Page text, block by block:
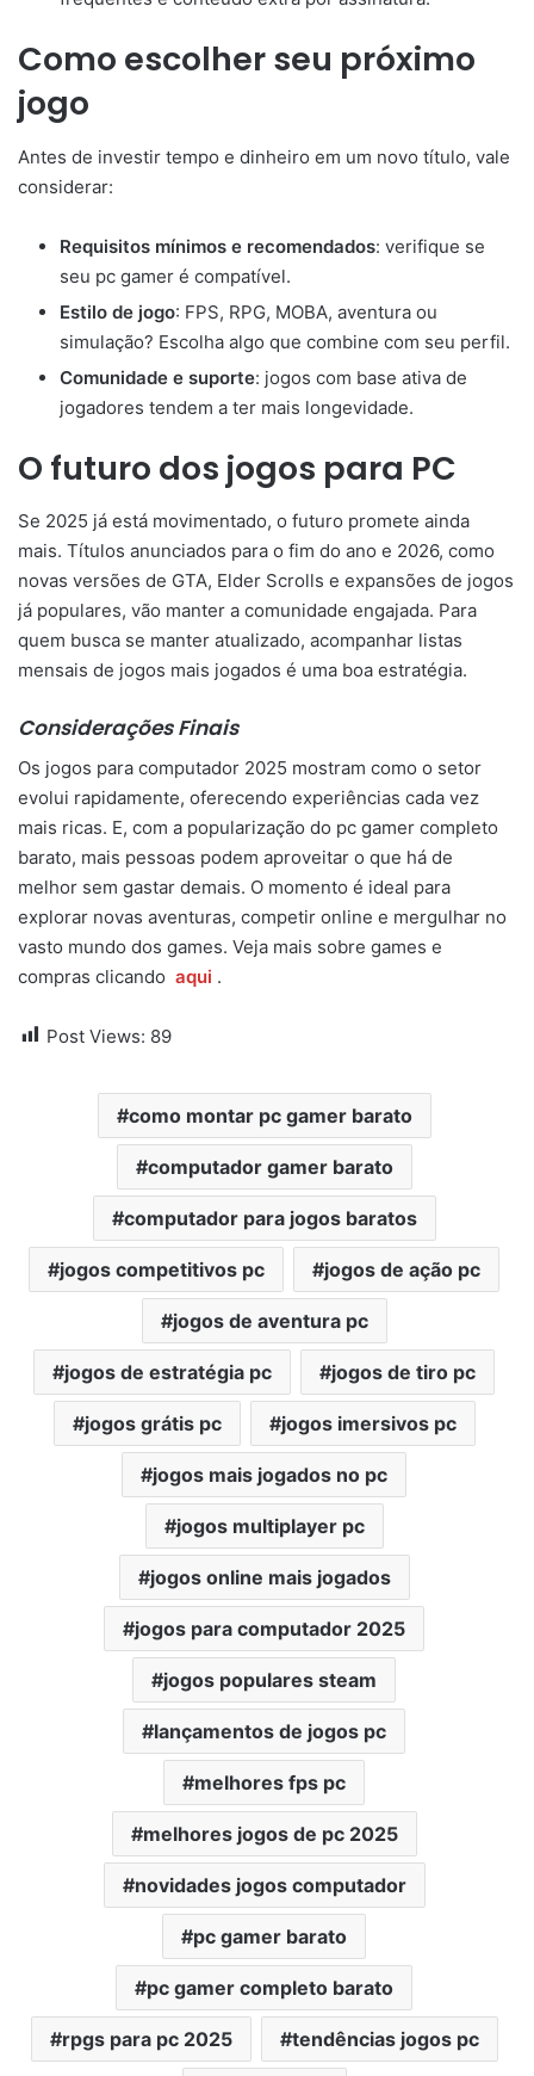
Como escolher seu próximo
jogo
Antes de investir tempo e dinheiro em um novo título, vale
considerar:
Requisitos mínimos e recomendados: verifique se
seu pc gamer é compatível.
Estilo de jogo: FPS, RPG, MOBA, aventura ou
simulação? Escolha algo que combine com seu perfil.
Comunidade e suporte: jogos com base ativa de
jogadores tendem a ter mais longevidade.
O futuro dos jogos para PC
Se 2025 já está movimentado, o futuro promete ainda
mais. Títulos anunciados para o fim do ano e 2026, como
novas versões de GTA, Elder Scrolls e expansões de jogos
já populares, vão manter a comunidade engajada. Para
quem busca se manter atualizado, acompanhar listas
mensais de jogos mais jogados é uma boa estratégia.
Considerações Finais
Os jogos para computador 2025 mostram como o setor
evolui rapidamente, oferecendo experiências cada vez
mais ricas. E, com a popularização do pc gamer completo
barato, mais pessoas podem aproveitar o que há de
melhor sem gastar demais. O momento é ideal para
explorar novas aventuras, competir online e mergulhar no
vasto mundo dos games. Veja mais sobre games e
compras clicando aqui .
Post Views: 89
como montar pc gamer barato
computador gamer barato
computador para jogos baratos
jogos competitivos pc jogos de ação pc
jogos de aventura pc
jogos de estratégia pc jogos de tiro pc
jogos grátis pc jogos imersivos pc
jogos mais jogados no pc
jogos multiplayer pc
jogos online mais jogados
jogos para computador 2025
jogos populares steam
lançamentos de jogos pc
melhores fps pc
melhores jogos de pc 2025
novidades jogos computador
pc gamer barato
pc gamer completo barato
rpgs para pc 2025 tendências jogos pc